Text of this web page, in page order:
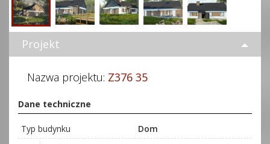
Projekt
Nazwa projektu: Z376 35
Dane techniczne
Typ budynku
Dom